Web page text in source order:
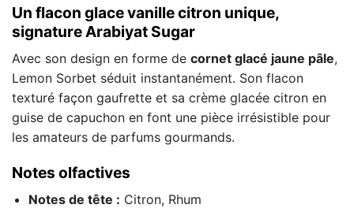
Un flacon glace vanille citron unique,
signature Arabiyat Sugar
Avec son design en forme de cornet glacé jaune pâle,
Lemon Sorbet séduit instantanément. Son flacon
texturé façon gaufrette et sa crème glacée citron en
guise de capuchon en font une pièce irrésistible pour
les amateurs de parfums gourmands.
Notes olfactives
Notes de tête : Citron, Rhum